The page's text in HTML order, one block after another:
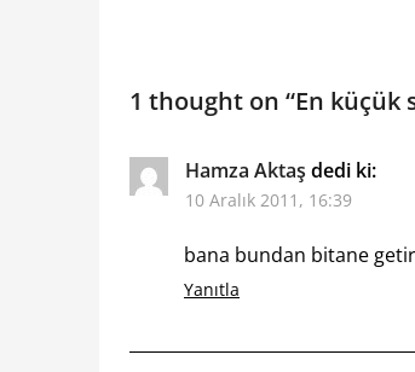
1 thought on “En küçük
Hamza Aktaş dedi ki:
10 Aralık 2011, 16:39
bana bundan bitane
Yanıtla